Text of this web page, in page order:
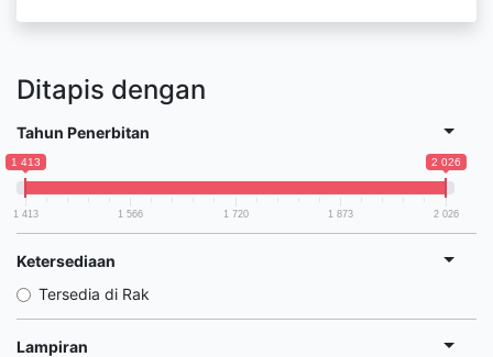
Ditapis dengan
Tahun Penerbitan
1 413 2 026
1 413 1 566 1 720 1 873 2 026
Ketersediaan
Tersedia di Rak
Lampiran